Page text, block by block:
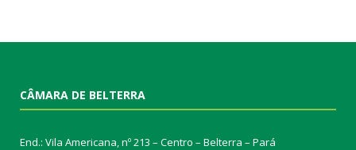
CÂMARA DE BELTERRA
End.: Vila Americana, nº 213 – Centro – Belterra – Pará